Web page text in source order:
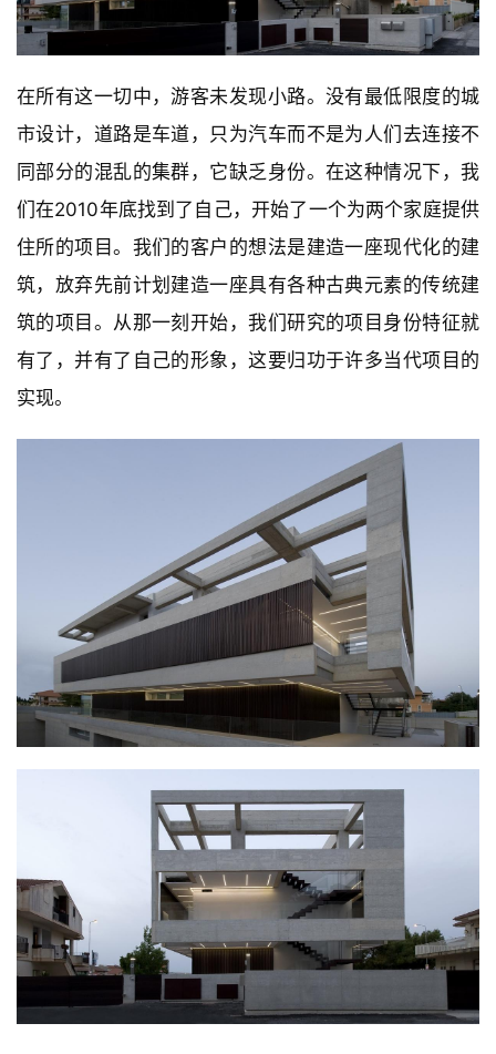
在所有这一切中，游客未发现小路。没有最低限度的城
市设计，道路是车道，只为汽车而不是为人们去连接不
同部分的混乱的集群，它缺乏身份。在这种情况下，我
们在2010年底找到了自己，开始了一个为两个家庭提供
住所的项目。我们的客户的想法是建造一座现代化的建
筑，放弃先前计划建造一座具有各种古典元素的传统建
筑的项目。从那一刻开始，我们研究的项目身份特征就
有了，并有了自己的形象，这要归功于许多当代项目的
实现。